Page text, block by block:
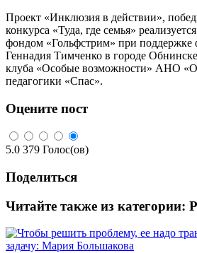
Проект «Инклюзия в действии»,
конкурса «Туда, где семья»
фондом «Гольфстрим» при поддержке
Геннадия Тимченко в городе
клуба «Особые возможности» АНО
педагогики «Спас».
Оцените пост
5.0 379 Голос(ов)
Поделиться
Читайте также из категории: